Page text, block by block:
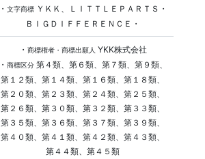
・ 文字商標ＹＫＫ、ＬＩＴＴＬＥＰＡＲＴＳ・
ＢＩＧＤＩＦＦＥＲＥＮＣＥ・
・ 商標権者・商標出願人 YKK株式会社
・ 商標区分第４類、第６類、第７類、第９類、
第１２類、第１４類、第１６類、第１８類、
第２０類、第２３類、第２４類、第２５類、
第２６類、第３０類、第３２類、第３３類、
第３５類、第３６類、第３７類、第３９類、
第４０類、第４１類、第４２類、第４３類、
第４４類、第４５類